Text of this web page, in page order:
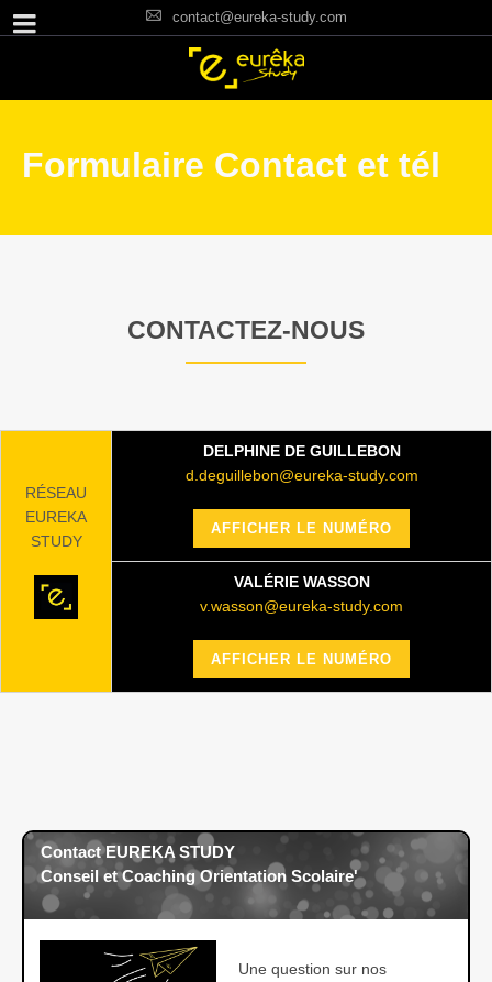
contact@eureka-study.com
Formulaire Contact et tél
CONTACTEZ-NOUS
RÉSEAU
EUREKA
STUDY
DELPHINE DE GUILLEBON
d.deguillebon@eureka-study.com
AFFICHER LE NUMÉRO
VALÉRIE WASSON
v.wasson@eureka-study.com
AFFICHER LE NUMÉRO
Contact EUREKA STUDY
Conseil et Coaching Orientation Scolaire'
Une question sur nos